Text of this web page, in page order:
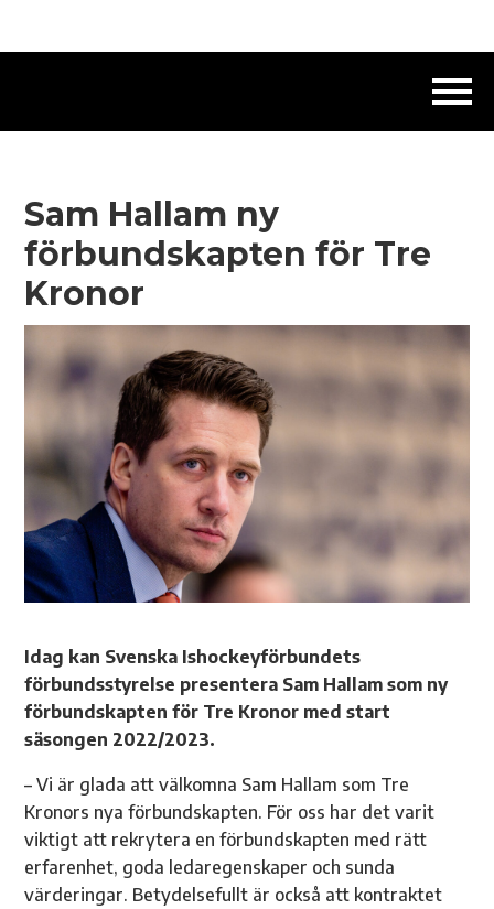
Sam Hallam ny
förbundskapten för Tre
Kronor
Idag kan Svenska Ishockeyförbundets
förbundsstyrelse presentera Sam Hallam som ny
förbundskapten för Tre Kronor med start
säsongen 2022/2023.
– Vi är glada att välkomna Sam Hallam som Tre
Kronors nya förbundskapten. För oss har det varit
viktigt att rekrytera en förbundskapten med rätt
erfarenhet, goda ledaregenskaper och sunda
värderingar. Betydelsefullt är också att kontraktet